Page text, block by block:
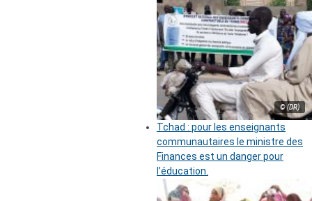
© (DR)
Tchad : pour les enseignants
communautaires le ministre des
Finances est un danger pour
l’éducation.